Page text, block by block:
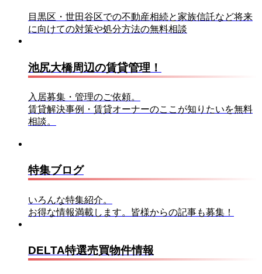
目黒区・世田谷区での不動産相続と家族信託など将来
に向けての対策や処分方法の無料相談
池尻大橋周辺の賃貸管理！
入居募集・管理のご依頼。
賃貸解決事例・賃貸オーナーのここが知りたいを無料
相談。
特集ブログ
いろんな特集紹介。
お得な情報満載します。皆様からの記事も募集！
DELTA特選売買物件情報